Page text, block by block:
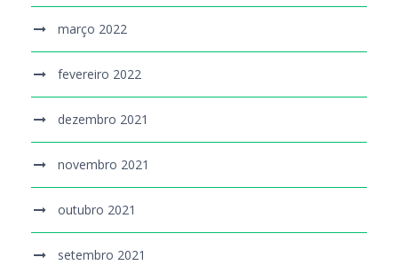
março 2022
fevereiro 2022
dezembro 2021
novembro 2021
outubro 2021
setembro 2021